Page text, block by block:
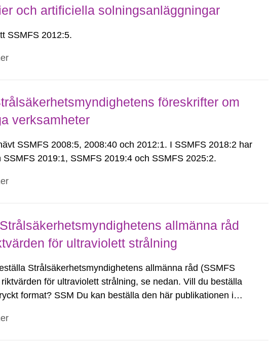
och artificiella solningsanläggningar
SSMFS 2012:5.
föreskrifter om
verksamheter
SSMFS 2008:5, 2008:40 och 2012:1. I SSMFS 2018:2 har
2019:1, SSMFS 2019:4 och SSMFS 2025:2.
allmänna råd
för ultraviolett strålning
Strålsäkerhetsmyndighetens allmänna råd (SSMFS
för ultraviolett strålning, se nedan. Vill du beställa
format? SSM Du kan beställa den här publikationen i